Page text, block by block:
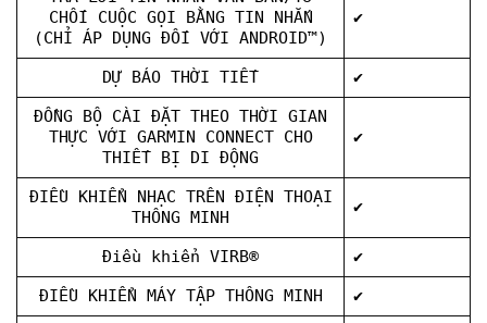
CHỐI CUỘC GỌI BẰNG TIN NHẮN
(CHỈ ÁP DỤNG ĐỐI VỚI ANDROID™)
✔
DỰ BÁO THỜI TIẾT
✔
ĐỒNG BỘ CÀI ĐẶT THEO THỜI GIAN
THỰC VỚI GARMIN CONNECT CHO
THIẾT BỊ DI ĐỘNG
✔
ĐIỀU KHIỂN NHẠC TRÊN ĐIỆN THOẠI
THÔNG MINH
✔
Điều khiển VIRB®
✔
ĐIỀU KHIỂN MÁY TẬP THÔNG MINH
✔